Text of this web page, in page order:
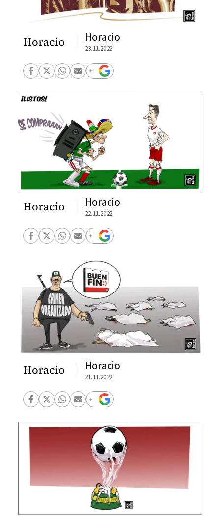
Horacio Horacio
23.11.2022
Horacio Horacio
22.11.2022
Horacio Horacio
21.11.2022